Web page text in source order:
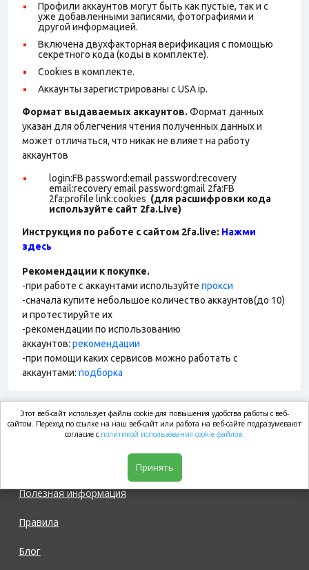
Профили аккаунтов могут быть как пустые, так и с
уже добавленными записями, фотографиями и
другой информацией.
Включена двухфакторная верификация с помощью
секретного кода (коды в комплекте).
Cookies в комплекте.
Аккаунты зарегистрированы с USA ip.
Формат выдаваемых аккаунтов. Формат данных
указан для облегчения чтения полученных данных и
может отличаться, что никак не влияет на работу
аккаунтов
login:FB password:email password:recovery
email:recovery email password:gmail 2fa:FB
2fa:profile link:cookies (для расшифровки кода
используйте сайт 2fa.Live)
Инструкция по работе с сайтом 2fa.live: Нажми
здесь
Рекомендации к покупке.
-при работе с аккаунтами используйте прокси
-сначала купите небольшое количество аккаунтов(до 10)
и протестируйте их
-рекомендации по использованию
аккаунтов: рекомендации
-при помощи каких сервисов можно работать с
аккаунтами: подборка
market.com
Полезная информация
Правила
Блог
Этот веб-сайт использует файлы cookie для повышения удобства работы с веб-
сайтом. Переход по ссылке на наш веб-сайт или работа на веб-сайте подразумевают
согласие с политикой использования cookie файлов.
Принять